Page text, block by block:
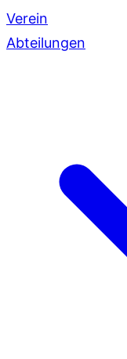
Verein
Abteilungen